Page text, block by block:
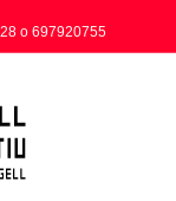
o 697920755